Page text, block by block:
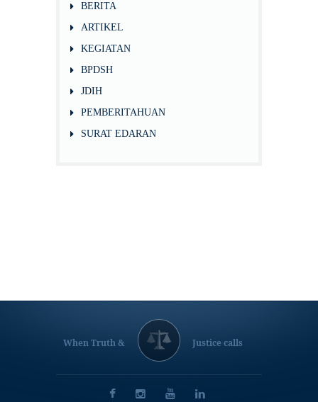
BERITA
ARTIKEL
KEGIATAN
BPDSH
JDIH
PEMBERITAHUAN
SURAT EDARAN
When Truth & Justice calls